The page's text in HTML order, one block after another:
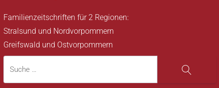
Familienzeitschriften für 2 Regionen:
Stralsund und Nordvorpommern
Greifswald und Ostvorpommern
Suche
Suche